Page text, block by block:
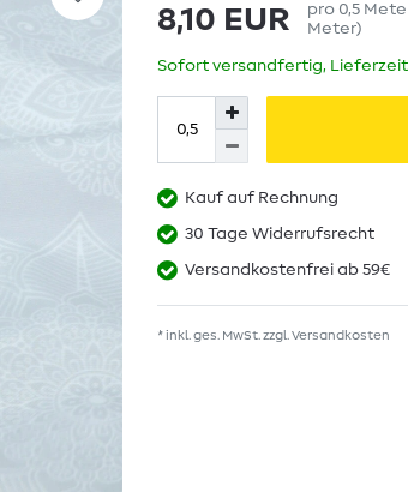
8,10 EUR pro 0,5
Meter)
Sofort versandfertig,
Kauf auf Rechnung
30 Tage Widerrufsrecht
Versandkostenfrei ab 59€
* inkl. ges. MwSt. zzgl. Versandkosten